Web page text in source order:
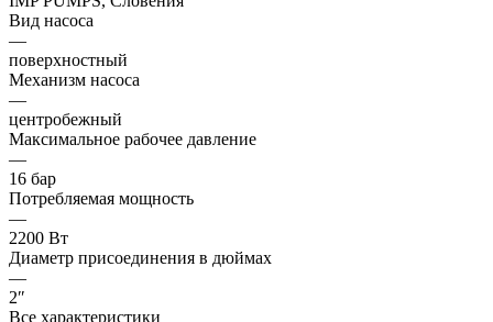
Вид насоса
—
поверхностный
Механизм насоса
—
центробежный
Максимальное рабочее давление
—
16 бар
Потребляемая мощность
—
2200 Вт
Диаметр присоединения в дюймах
—
2″
Все характеристики